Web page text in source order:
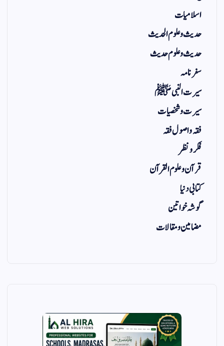
اسلامیات
حدیث و علوم الحدیث
حدیث و علوم حدیث
سفر نامہ
سیرت النبی ﷺ
سیرت و شخصیات
فقہ و اصول فقہ
فکر و نظر
قرآن و علوم القرآن
کتابی دنیا
گوشہ خواتین
مضامین و مقالات